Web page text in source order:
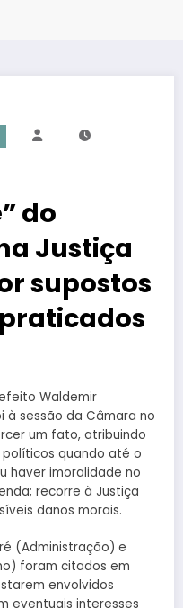
do
Justiça
supostos
Waldemir
à sessão da Câmara no
um fato, atribuindo
quando até o
haver imoralidade no
recorre à Justiça
danos morais.
(Administração) e
foram citados em
envolvidos
eventuais interesses